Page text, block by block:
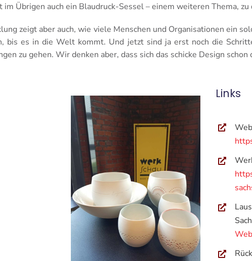
Übrigen auch ein Blaudruck-Sessel – einem weiteren Thema,
zeigt aber auch, wie viele Menschen und Organisationen ein
bis es in die Welt kommt. Und jetzt sind ja erst noch die
zu gehen. Wir denken aber, dass sich das schicke Design schon
Links